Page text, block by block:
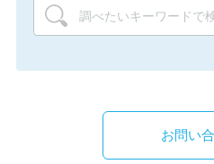
お問い